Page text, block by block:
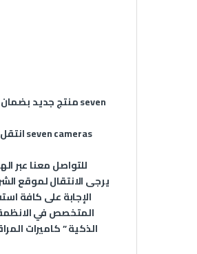
منتج جديد
للتواصل معنا عبر
يرجى الانتقال لموقع
الإجابة على كافة
الذكية ” كاميرات